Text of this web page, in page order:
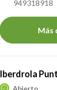
949318918
Más
Iberdrola
Abierto